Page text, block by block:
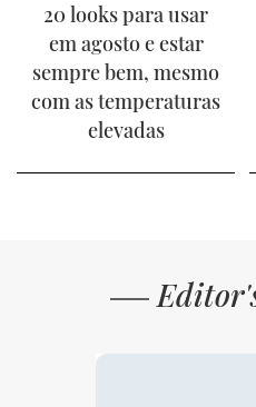
20 looks para usar
em agosto e estar
sempre bem, mesmo
com as temperaturas
elevadas